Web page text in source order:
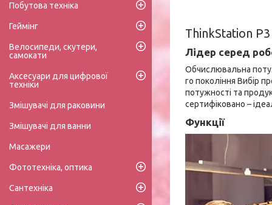
ThinkStation
Лідер серед
Обчислювальна
го покоління Вибір
потужності та
сертифіковано –
Функції
Побутова техніка
Геймінг
Велосипеди, скутери,
самокати
Аксесуари для цифрової
техніки
Змішувачі для раковини
Змішувачі для ванни
Масажери
Фототехніка, оптика
Сантехніка